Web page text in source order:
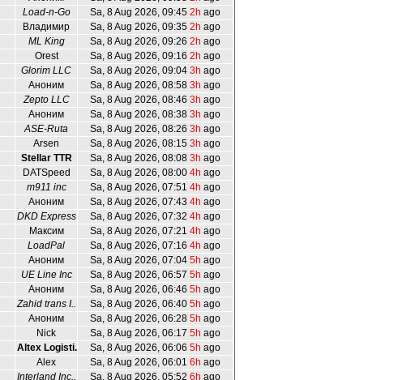
Load-n-Go Sa, 8 Aug 2026, 09:45 2h ago
Владимир Sa, 8 Aug 2026, 09:35 2h ago
ML King Sa, 8 Aug 2026, 09:26 2h ago
Orest Sa, 8 Aug 2026, 09:16 2h ago
Glorim LLC Sa, 8 Aug 2026, 09:04 3h ago
Аноним Sa, 8 Aug 2026, 08:58 3h ago
Zepto LLC Sa, 8 Aug 2026, 08:46 3h ago
Аноним Sa, 8 Aug 2026, 08:38 3h ago
ASE-Ruta Sa, 8 Aug 2026, 08:26 3h ago
Arsen Sa, 8 Aug 2026, 08:15 3h ago
Stellar TTR Sa, 8 Aug 2026, 08:08 3h ago
DATSpeed Sa, 8 Aug 2026, 08:00 4h ago
m911 inc Sa, 8 Aug 2026, 07:51 4h ago
Аноним Sa, 8 Aug 2026, 07:43 4h ago
DKD Express Sa, 8 Aug 2026, 07:32 4h ago
Максим Sa, 8 Aug 2026, 07:21 4h ago
LoadPal Sa, 8 Aug 2026, 07:16 4h ago
Аноним Sa, 8 Aug 2026, 07:04 5h ago
UE Line Inc Sa, 8 Aug 2026, 06:57 5h ago
Аноним Sa, 8 Aug 2026, 06:46 5h ago
Zahid trans I.. Sa, 8 Aug 2026, 06:40 5h ago
Аноним Sa, 8 Aug 2026, 06:28 5h ago
Nick Sa, 8 Aug 2026, 06:17 5h ago
Altex Logisti.. Sa, 8 Aug 2026, 06:06 5h ago
Alex Sa, 8 Aug 2026, 06:01 6h ago
Interland Inc.. Sa, 8 Aug 2026, 05:52 6h ago